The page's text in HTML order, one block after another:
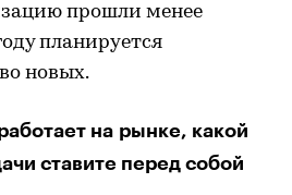
прошли менее
планируется
новых.
на рынке, какой
ставите перед собой